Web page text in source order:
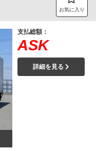
お気に入り
支払総額：
ASK
詳細を見る